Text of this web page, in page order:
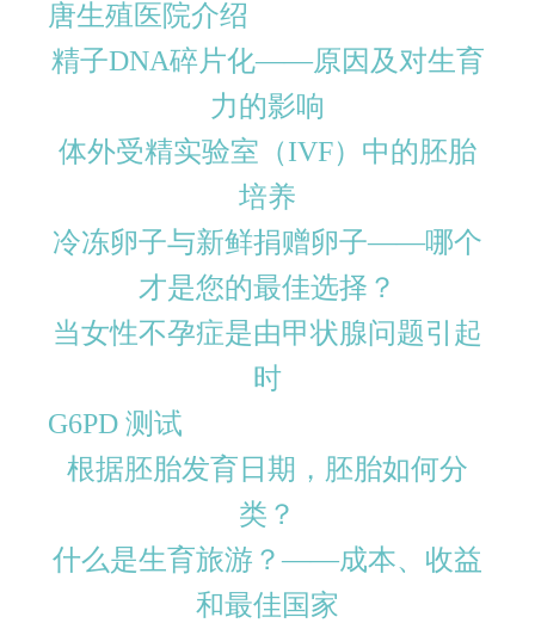
唐生殖医院介绍
精子DNA碎片化——原因及对生育
力的影响
体外受精实验室（IVF）中的胚胎
培养
冷冻卵子与新鲜捐赠卵子——哪个
才是您的最佳选择？
当女性不孕症是由甲状腺问题引起
时
G6PD 测试
根据胚胎发育日期，胚胎如何分
类？
什么是生育旅游？——成本、收益
和最佳国家